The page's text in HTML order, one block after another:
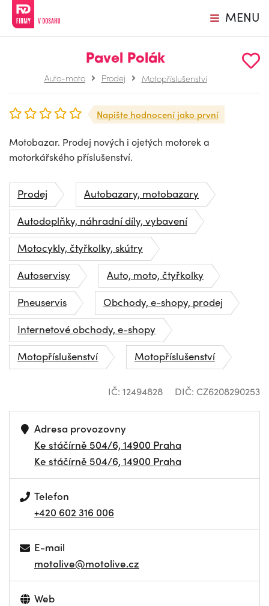
MENU
Pavel Polák
Auto-moto Prodej Motopříslušenství
Napište hodnocení jako první
Motobazar. Prodej nových i ojetých motorek a
motorkářského příslušenství.
Prodej
Autobazary, motobazary
Autodoplňky, náhradní díly, vybavení
Motocykly, čtyřkolky, skútry
Autoservisy
Auto, moto, čtyřkolky
Pneuservis
Obchody, e-shopy, prodej
Internetové obchody, e-shopy
Motopříslušenství
Motopříslušenství
IČ: 12494828 DIČ: CZ6208290253
Adresa provozovny
Ke stáčírně 504/6, 14900 Praha
Ke stáčírně 504/6, 14900 Praha
Telefon
+420 602 316 006
E-mail
motolive@motolive.cz
Web